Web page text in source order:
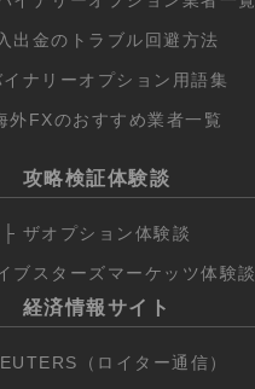
出金のトラブル回避方法
イナリーオプション用語集
外FXのおすすめ業者一覧
攻略検証体験談
├ ザオプション体験談
ブスターズマーケッツ体験談
経済情報サイト
（ロイター通信）